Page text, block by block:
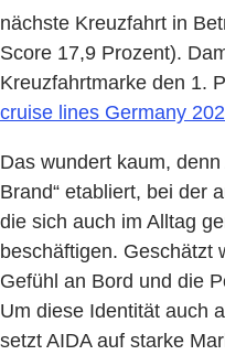
nächste Kreuzfahrt in
Score 17,9 Prozent).
Kreuzfahrtmarke den 1.
cruise lines Germany
Das wundert kaum,
Brand“ etabliert, bei der
die sich auch im Alltag
beschäftigen. Geschätzt
Gefühl an Bord und die
Um diese Identität auch
setzt AIDA auf starke